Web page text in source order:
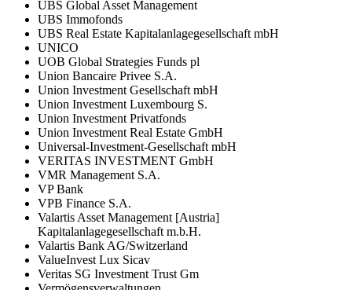
UBS Global Asset Management
UBS Immofonds
UBS Real Estate Kapitalanlagegesellschaft mbH
UNICO
UOB Global Strategies Funds pl
Union Bancaire Privee S.A.
Union Investment Gesellschaft mbH
Union Investment Luxembourg S.
Union Investment Privatfonds
Union Investment Real Estate GmbH
Universal-Investment-Gesellschaft mbH
VERITAS INVESTMENT GmbH
VMR Management S.A.
VP Bank
VPB Finance S.A.
Valartis Asset Management [Austria]
Kapitalanlagegesellschaft m.b.H.
Valartis Bank AG/Switzerland
ValueInvest Lux Sicav
Veritas SG Investment Trust Gm